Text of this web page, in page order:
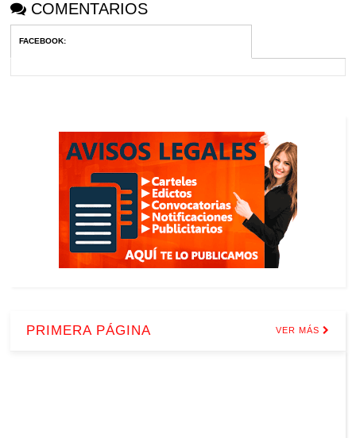
COMENTARIOS
FACEBOOK:
PRIMERA PÁGINA VER MÁS